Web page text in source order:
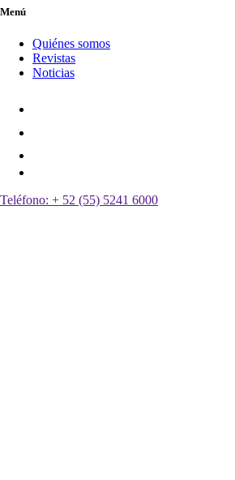
Menú
Quiénes somos
Revistas
Noticias
Teléfono: + 52 (55) 5241 6000